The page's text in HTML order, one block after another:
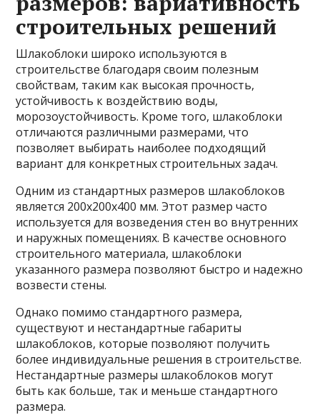
строительных решений
Шлакоблоки широко используются в
строительстве благодаря своим полезным
свойствам, таким как высокая прочность,
устойчивость к воздействию воды,
морозоустойчивость. Кроме того, шлакоблоки
отличаются различными размерами, что
позволяет выбирать наиболее подходящий
вариант для конкретных строительных задач.
Одним из стандартных размеров шлакоблоков
является 200x200x400 мм. Этот размер часто
используется для возведения стен во внутренних
и наружных помещениях. В качестве основного
строительного материала, шлакоблоки
указанного размера позволяют быстро и надежно
возвести стены.
Однако помимо стандартного размера,
существуют и нестандартные габариты
шлакоблоков, которые позволяют получить
более индивидуальные решения в строительстве.
Нестандартные размеры шлакоблоков могут
быть как больше, так и меньше стандартного
размера.